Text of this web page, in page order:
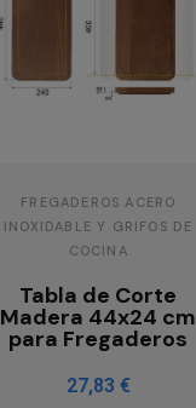
FREGADEROS ACERO
INOXIDABLE Y GRIFOS DE
COCINA
Tabla de Corte
Madera 44x24 cm
para Fregaderos
27,83 €